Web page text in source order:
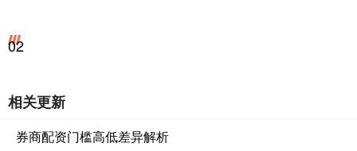
02
相关更新
券商配资门槛高低差异解析